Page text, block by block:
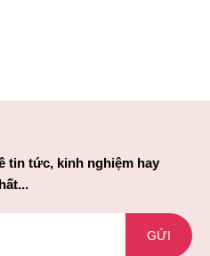
tin tức, kinh nghiệm hay
GỬI